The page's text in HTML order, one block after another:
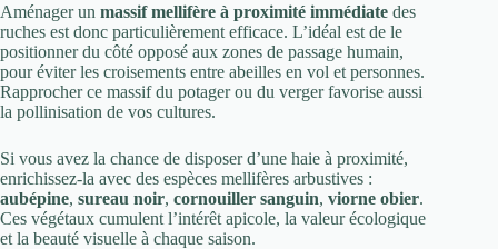
Aménager un massif mellifère à proximité immédiate des
ruches est donc particulièrement efficace. L’idéal est de le
positionner du côté opposé aux zones de passage humain,
pour éviter les croisements entre abeilles en vol et personnes.
Rapprocher ce massif du potager ou du verger favorise aussi
la pollinisation de vos cultures.
Si vous avez la chance de disposer d’une haie à proximité,
enrichissez-la avec des espèces mellifères arbustives :
aubépine, sureau noir, cornouiller sanguin, viorne obier.
Ces végétaux cumulent l’intérêt apicole, la valeur écologique
et la beauté visuelle à chaque saison.